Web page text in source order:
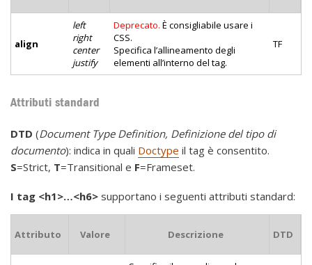
align
left
right
center
justify
Deprecato. È consigliabile usare i
CSS.
Specifica l’allineamento degli
elementi all’interno del tag.
TF
Attributi standard
DTD (Document Type Definition, Definizione del tipo di
documento): indica in quali Doctype il tag è consentito.
S=Strict, T=Transitional e F=Frameset.
I tag <h1>…<h6> supportano i seguenti attributi standard:
Attributo Valore Descrizione DTD